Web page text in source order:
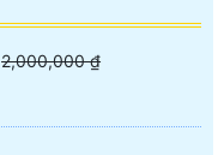
2,000,000 ₫